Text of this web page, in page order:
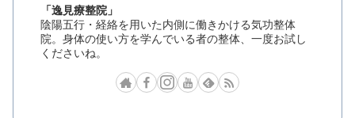
「逸見療整院」
陰陽五行・経絡を用いた内側に働きかける気功整体
院。身体の使い方を学んでいる者の整体、一度お試し
くださいね。